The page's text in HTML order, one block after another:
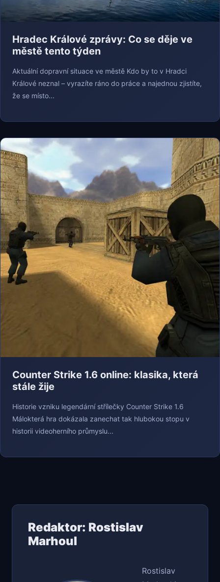
Hradec Králové zprávy: Co se děje ve
městě tento týden
Aktuální dopravní situace ve městě Kdo by to v Hradci
Králové neznal – vyrazíte ráno do práce a najednou zjistíte,
že se místo...
Counter Strike 1.6 online: klasika, která
stále žije
Historie vzniku legendární střílečky Counter Strike 1.6
Málokterá hra dokázala zanechat tak hlubokou stopu v
historii videoherního průmyslu...
Redaktor: Rostislav
Marhoul
Rostislav